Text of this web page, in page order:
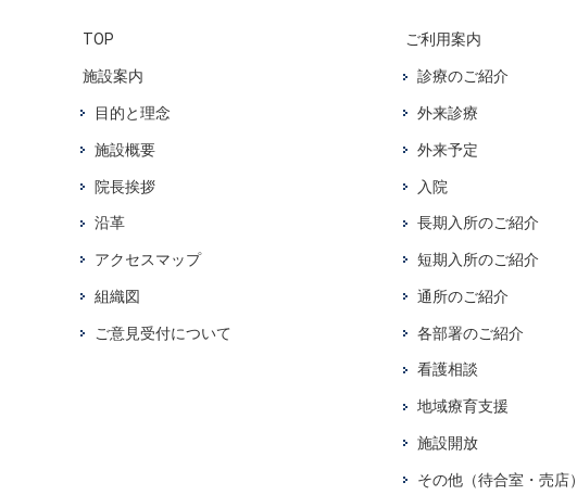
TOP
施設案内
目的と理念
施設概要
院長挨拶
沿革
アクセスマップ
組織図
ご意見受付について
ご利用案内
診療のご紹介
外来診療
外来予定
入院
長期入所のご紹介
短期入所のご紹介
通所のご紹介
各部署のご紹介
看護相談
地域療育支援
施設開放
その他（待合室・売店）